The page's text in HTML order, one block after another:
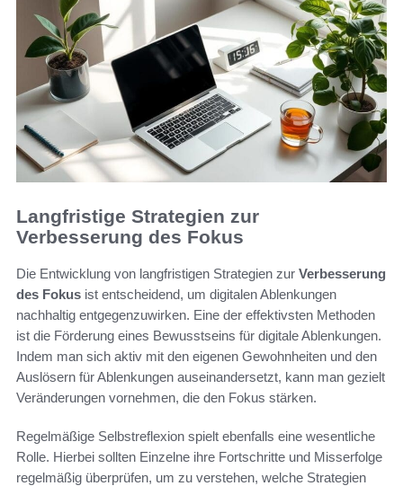
Langfristige Strategien zur
Verbesserung des Fokus
Die Entwicklung von langfristigen Strategien zur Verbesserung
des Fokus ist entscheidend, um digitalen Ablenkungen
nachhaltig entgegenzuwirken. Eine der effektivsten Methoden
ist die Förderung eines Bewusstseins für digitale Ablenkungen.
Indem man sich aktiv mit den eigenen Gewohnheiten und den
Auslösern für Ablenkungen auseinandersetzt, kann man gezielt
Veränderungen vornehmen, die den Fokus stärken.
Regelmäßige Selbstreflexion spielt ebenfalls eine wesentliche
Rolle. Hierbei sollten Einzelne ihre Fortschritte und Misserfolge
regelmäßig überprüfen, um zu verstehen, welche Strategien